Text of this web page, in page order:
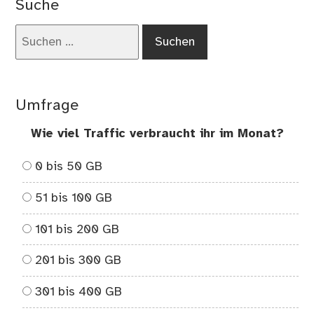
Suche
Umfrage
Wie viel Traffic verbraucht ihr im Monat?
0 bis 50 GB
51 bis 100 GB
101 bis 200 GB
201 bis 300 GB
301 bis 400 GB